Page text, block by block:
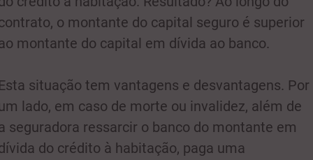
o montante do capital seguro é superior
montante do capital em dívida ao banco.
situação tem vantagens e desvantagens. Por
lado, em caso de morte ou invalidez, além de
seguradora ressarcir o banco do montante em
do crédito à habitação, paga uma